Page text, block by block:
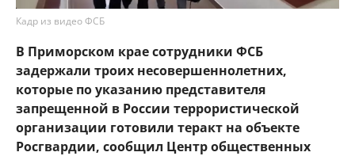
Кадр из видео ФСБ
В Приморском крае сотрудники ФСБ
задержали троих несовершеннолетних,
которые по указанию представителя
запрещенной в России террористической
организации готовили теракт на объекте
Росгвардии, сообщил Центр общественных